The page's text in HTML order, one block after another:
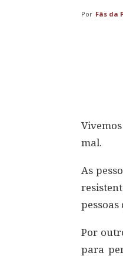
Por Fãs da
mal.
As
pessoas
Por
para